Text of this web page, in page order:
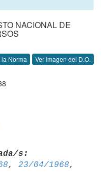
NACIONAL DE
la Norma Ver Imagen del D.O.
s:
, 23/04/1968